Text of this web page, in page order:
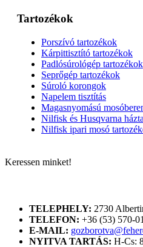
Tartozékok
Porszívó tartozékok
Kárpittisztító tartozékok
Padlósúrológép tartozékok
Seprőgép tartozékok
Súroló korongok
Napelem tisztítás
Magasnyomású
Nilfisk és Husqvarna
Nilfisk ipari mosó
Keressen minket!
TELEPHELY: 2730
TELEFON: +36 (53) 570-
E-MAIL:
NYITVA TARTÁS: H-Cs: